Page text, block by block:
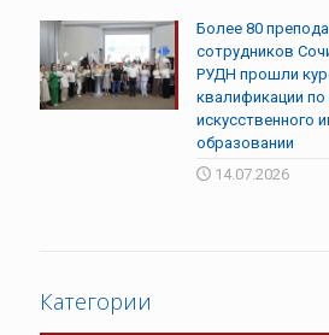
Более 80
сотрудников
РУДН прошли
квалификации
искусственного
образовании
14.07.2026
Категории